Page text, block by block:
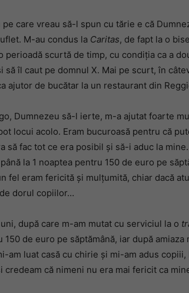
care vreau să-l spun cu tărie e că
M-au condus la Caritas, de fapt la o
perioadă scurtă de timp, cu condiția ca a
să îl caut pe domnul X. Mai pe scurt, în
ajutor de bucătar la un restaurant din
Dumnezeu să-l ierte, m-a ajutat foarte
locui acolo. Eram bucuroasă pentru că
să fac tot ce era posibil și să-i aduc la
la 1 noaptea pentru 150 de euro pe
fel eram fericită și mulțumită, chiar dacă
dorul copiilor…
după care m-am mutat cu serviciul la o
150 de euro pe săptămână, iar după
am luat casă cu chirie și mi-am adus copiii,
credeam că nimeni nu era mai fericit ca